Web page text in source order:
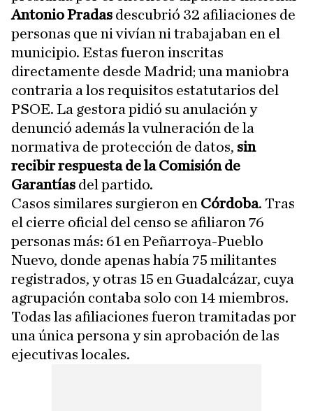
Antonio Pradas descubrió 32 afiliaciones de
personas que ni vivían ni trabajaban en el
municipio. Estas fueron inscritas
directamente desde Madrid; una maniobra
contraria a los requisitos estatutarios del
PSOE. La gestora pidió su anulación y
denunció además la vulneración de la
normativa de protección de datos, sin
recibir respuesta de la Comisión de
Garantías del partido.
Casos similares surgieron en Córdoba. Tras
el cierre oficial del censo se afiliaron 76
personas más: 61 en Peñarroya-Pueblo
Nuevo, donde apenas había 75 militantes
registrados, y otras 15 en Guadalcázar, cuya
agrupación contaba solo con 14 miembros.
Todas las afiliaciones fueron tramitadas por
una única persona y sin aprobación de las
ejecutivas locales.